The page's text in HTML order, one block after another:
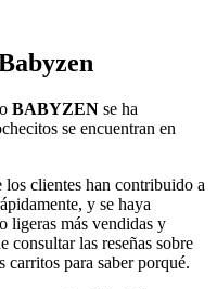
BABYZEN se ha
se encuentran en
clientes han contribuido a
y se haya
ligeras más vendidas y
consultar las reseñas sobre
carritos para saber porqué.